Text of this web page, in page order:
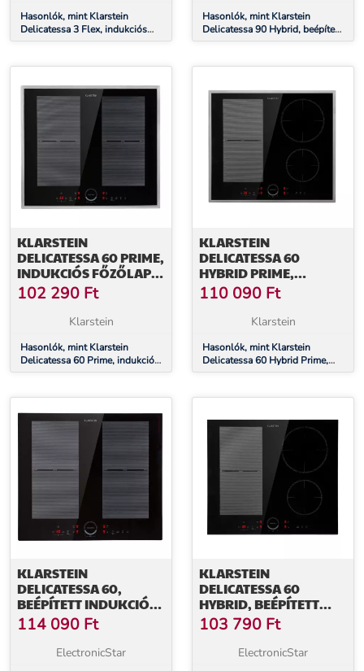
Hasonlók, mint Klarstein
Delicatessa 3 Flex, indukciós
főzőlap, 6600 W, 3 zóna,
Hasonlók, mint Klarstein
Delicatessa 90 Hybrid, beépített
indukciós főzőlap, 7400 W, 5
KLARSTEIN
DELICATESSA 60 PRIME,
INDUKCIÓS FŐZŐLAP,
7000 W, 4 ZÓNA,
IDŐZÍTŐ, FEKETE
102 290 Ft
Klarstein
Hasonlók, mint Klarstein
Delicatessa 60 Prime, indukciós
főzőlap, 7000 W, 4 zóna,
KLARSTEIN
DELICATESSA 60
HYBRID PRIME,
INDUKCIÓS FŐZŐLAP,
INDUKCIÓ, 7000 W, 4
ZÓNA, FEKETE
110 090 Ft
Klarstein
Hasonlók, mint Klarstein
Delicatessa 60 Hybrid Prime,
indukciós főzőlap, indukció,
KLARSTEIN
DELICATESSA 60,
BEÉPÍTETT INDUKCIÓS
FŐZŐLAP, 7000 W, 4
ZÓNA, ÜVEGKERÁMIA,
FEKETE
114 090 Ft
ElectronicStar
KLARSTEIN
DELICATESSA 60
HYBRID, BEÉPÍTETT
INDUKCIÓS FŐZŐLAP,
7000 W, 4 ZÓNA,
FEKETE
103 790 Ft
ElectronicStar